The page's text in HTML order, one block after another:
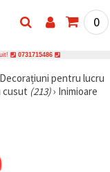
0
0731715486
Decorațiuni pentru lucru
cusut (213)› Inimioare